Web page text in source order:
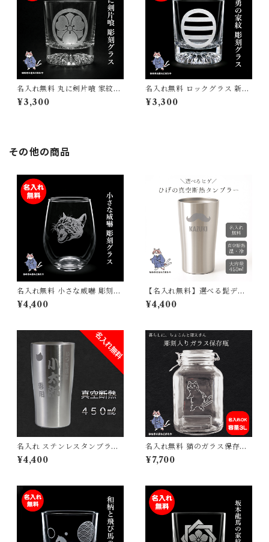
名入れ無料 丸に剣片喰 家紋ロ
ックグラス 受け継がれる想い
を刻む サンドブラスト彫刻 日
¥3,300
名入れ無料 ロックグラス 新選
組 近藤勇 家紋彫刻 名入れロッ
クグラス オリジナルギフト 誕
¥3,300
その他の商品
名入れ無料 小さな威嚇 彫刻グ
ラス 猫 猫好きへのプレゼント
砂吹き工房ねこまたや 記念日
¥4,400
【名入れ無料】選べる髭デザ
イン 真空断熱ステンレスタン
ブラー 450ml ステンレス製
¥4,400
名入れ ステンレスタンブラー
真空断熱 450ｍｌ 猫 肉球 ビ
ール ドリンク 誕生日 父の日
¥4,400
名入れ無料 猫のガラス保存瓶
密閉フタ付き 猫又キャラクタ
ー彫刻入り おしゃれキッチン
¥7,700